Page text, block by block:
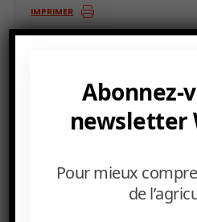
IMPRIMER
Les 4 plus gros importateurs
La Suède , nouvelle
Abonnez-
newsletter
Pour mieux
de